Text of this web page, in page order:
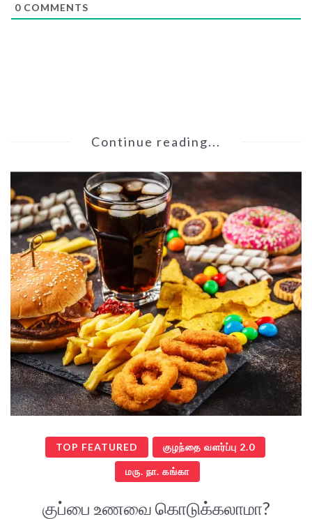
0 COMMENTS
Continue reading...
TOP FEATURED குழந்தை வளர்ப்பு 2.0
மரு. நா. கங்கா
குப்பை உணவை கொடுக்கலாமா?